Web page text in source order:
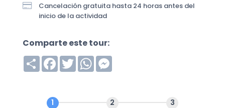

Cancelación gratuita hasta 24 horas antes del
inicio de la actividad
Comparte este tour:
S
h
a
F
a
c
o
T
w
e
W
h
a
A
M
n